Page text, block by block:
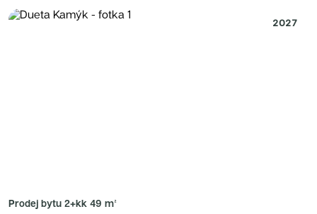
2027
Prodej bytu 2+kk 49 m²